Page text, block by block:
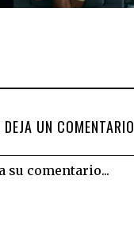
DEJA UN COMENTARIO